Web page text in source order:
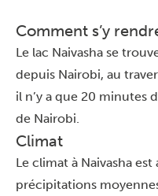
Comment s’y
Le lac Naivasha se
depuis Nairobi, au
il n’y a que 20 minutes
de Nairobi.
Climat
Le climat à Naivasha
précipitations